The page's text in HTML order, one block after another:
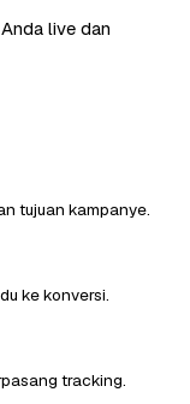
live dan
tujuan kampanye.
ke konversi.
tracking.